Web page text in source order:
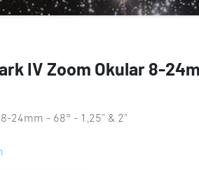
IV Zoom Okular 8-
24mm - 68° - 1,25" & 2"